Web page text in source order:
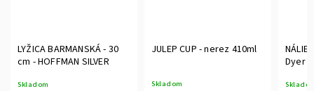
LYŽICA BARMANSKÁ - 30
cm - HOFFMAN SILVER
Skladom
JULEP CUP - nerez 410ml
Skladom
Dyer